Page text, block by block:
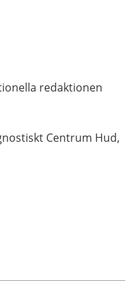
redaktionen
Centrum Hud,